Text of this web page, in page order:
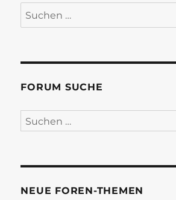
Suchen
nach:
FORUM SUCHE
NEUE FOREN-THEMEN